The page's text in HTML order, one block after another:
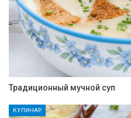
Традиционный мучной суп
КУЛИНАР